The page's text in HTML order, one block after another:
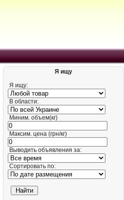
Я ищу
Я ищу:
В области:
Миним. объем(кг)
Максим. цена (грн/кг)
Выводить объявления за:
Сортировать по: